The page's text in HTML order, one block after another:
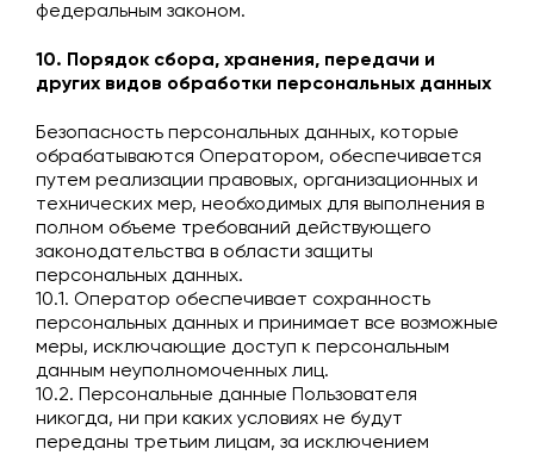
федеральным законом.
10. Порядок сбора, хранения, передачи и
других видов обработки персональных данных
Безопасность персональных данных, которые
обрабатываются Оператором, обеспечивается
путем реализации правовых, организационных и
технических мер, необходимых для выполнения в
полном объеме требований действующего
законодательства в области защиты
персональных данных.
10.1. Оператор обеспечивает сохранность
персональных данных и принимает все возможные
меры, исключающие доступ к персональным
данным неуполномоченных лиц.
10.2. Персональные данные Пользователя
никогда, ни при каких условиях не будут
переданы третьим лицам, за исключением